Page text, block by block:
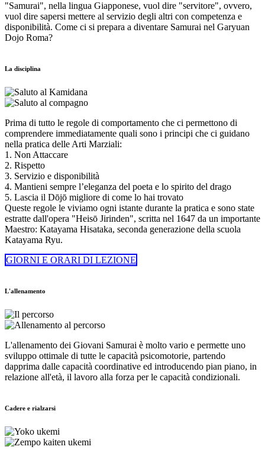
"Samurai", nella lingua Giapponese, vuol dire "servitore", ovvero,
vuol dire sapersi mettere al servizio degli altri con competenza e
disponibilità. Come ci si prepara a diventare Samurai nel Garyuan
Dojo Roma?
La disciplina
Prima di tutto le regole di comportamento che ci permettono di
comprendere immediatamente quali sono i principi che ci guidano
nella pratica delle Arti Marziali:
1. Non Attaccare
2. Rispetto
3. Servizio e disponibilità
4. Mantieni sempre l’eleganza del poeta e lo spirito del drago
5. Lascia il Dōjō migliore di come lo hai trovato
Queste regole le viviamo ogni istante durante la pratica e sono state
estratte dall'opera "Heisō Jirinden", scritta nel 1647 da un importante
Maestro: Katayama Hisataka, seconda generazione della scuola
Katayama Ryu.
GIORNI E ORARI DI LEZIONE
L'allenamento
L'allenamento dei Giovani Samurai è molto vario e permette uno
sviluppo ottimale di tutte le capacità psicomotorie, partendo
dapprima dalle capacità coordinative ed introducendo pian piano, in
relazione all'età, il lavoro alla forza per le capacità condizionali.
Cadere e rialzarsi